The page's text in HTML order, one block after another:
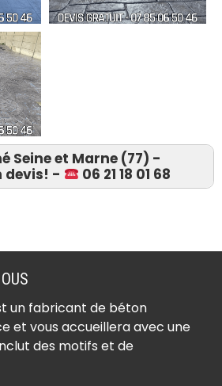
Seine et Marne (77) -
devis! -
06 21 18 01 68
Achères-la-Forêt
Amillis (77120)
Amponville (77760)
Andrezel (77390)
Annet-sur-Marne
un fabricant de béton
et vous accueillera avec une
des motifs et de